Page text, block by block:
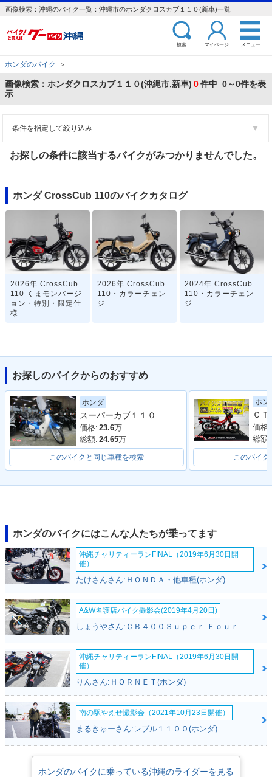
画像検索：沖縄のバイク一覧：沖縄市のホンダクロスカブ１１０(新車)一覧
検索 マイページ メニュー
ホンダのバイク ＞
画像検索：ホンダクロスカブ１１０(沖縄市,新車) 0件中 0～0件を表
示
条件を指定して絞り込み
お探しの条件に該当するバイクがみつかりませんでした。
ホンダ CrossCub 110のバイクカタログ
2026年 CrossCub
110 くまモンバージ
ョン・特別・限定仕
様
2026年 CrossCub
110・カラーチェン
ジ
2024年 CrossCub
110・カラーチェン
ジ
2022年 CrossCub
110 くまモンバージ
ョン・特別・限定仕
様
2022年 CrossCub
110・マイナーチェ
ンジ
2021年 CrossCub
110・特別・限定仕
2020年 CrossCub
110 くまモンバージ
ョン・特別・限定仕
様
2020年 CrossCub
110・マイナーチェ
ンジ
2019年 CrossCub
110・カラーチェン
ジ
2019年 CrossCub
110 くまモンバージ
ョン・特別・限定仕
様
2018年 CrossCub
110・フルモデルチ
2017年 CrossCub
110
2014年 CROSS Cu
2013年 CROSS Cu
お探しのバイクからのおすすめ
ホンダ
スーパーカブ１１０
価格: 23.6万
総額: 24.65万
このバイクと同じ車種を検索
ホン
価格:
総額:
このバイク
ホンダのバイクにはこんな人たちが乗ってます
沖縄チャリティーランFINAL（2019年6月30日開
催）
たけさんさん:ＨＯＮＤＡ・他車種(ホンダ)
A&W名護店バイク撮影会(2019年4月20日)
沖縄チャリティーランFINAL（2019年6月30日開
催）
りんさん:ＨＯＲＮＥＴ(ホンダ)
南の駅やえせ撮影会（2021年10月23日開催）
まるきゅーさん:レブル１１００(ホンダ)
ホンダのバイクに乗っている沖縄のライダーを見る